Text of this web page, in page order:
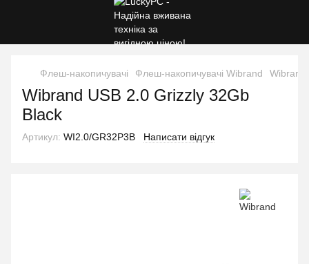
Флеш-накопичувачі Флеш-накопичувачі Wibrand Wibrand
Wibrand USB 2.0 Grizzly 32Gb
Black
Артикул: WI2.0/GR32P3B Написати відгук